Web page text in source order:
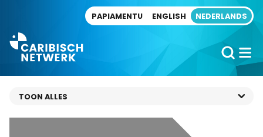
PAPIAMENTU ENGLISH NEDERLANDS